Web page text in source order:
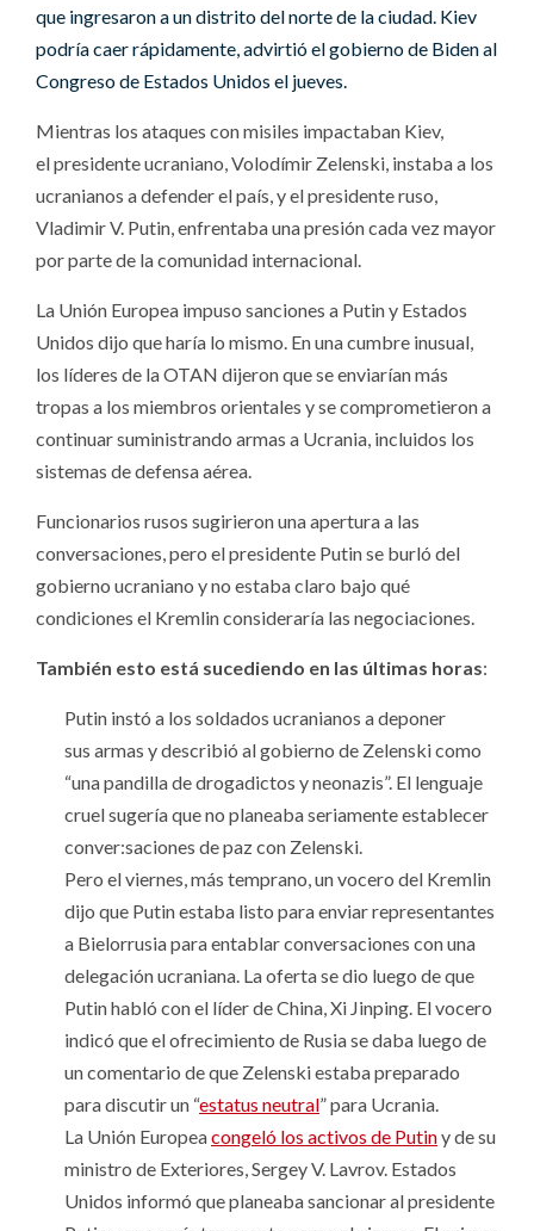
que ingresaron a un distrito del norte de la ciudad. Kiev
podría caer rápidamente, advirtió el gobierno de Biden al
Congreso de Estados Unidos el jueves.
Mientras los ataques con misiles impactaban Kiev,
el presidente ucraniano, Volodímir Zelenski, instaba a los
ucranianos a defender el país, y el presidente ruso,
Vladimir V. Putin, enfrentaba una presión cada vez mayor
por parte de la comunidad internacional.
La Unión Europea impuso sanciones a Putin y Estados
Unidos dijo que haría lo mismo. En una cumbre inusual,
los líderes de la OTAN dijeron que se enviarían más
tropas a los miembros orientales y se comprometieron a
continuar suministrando armas a Ucrania, incluidos los
sistemas de defensa aérea.
Funcionarios rusos sugirieron una apertura a las
conversaciones, pero el presidente Putin se burló del
gobierno ucraniano y no estaba claro bajo qué
condiciones el Kremlin consideraría las negociaciones.
También esto está sucediendo en las últimas horas:
Putin instó a los soldados ucranianos a deponer
sus armas y describió al gobierno de Zelenski como
“una pandilla de drogadictos y neonazis”. El lenguaje
cruel sugería que no planeaba seriamente establecer
conver:saciones de paz con Zelenski.
Pero el viernes, más temprano, un vocero del Kremlin
dijo que Putin estaba listo para enviar representantes
a Bielorrusia para entablar conversaciones con una
delegación ucraniana. La oferta se dio luego de que
Putin habló con el líder de China, Xi Jinping. El vocero
indicó que el ofrecimiento de Rusia se daba luego de
un comentario de que Zelenski estaba preparado
para discutir un “estatus neutral” para Ucrania.
La Unión Europeacongeló los activos de Putiny de su
ministro de Exteriores, Sergey V. Lavrov. Estados
Unidos informó que planeaba sancionar al presidente